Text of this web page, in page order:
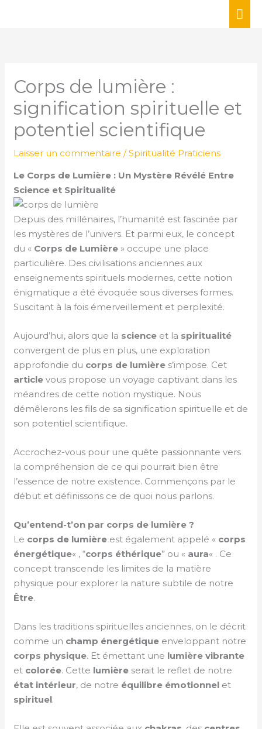
Corps de lumière :
signification spirituelle et
potentiel scientifique
Laisser un commentaire /Spiritualité Praticiens
Le Corps de Lumière : Un Mystère Révélé Entre
Science et Spiritualité
Depuis des millénaires, l’humanité est fascinée par
les mystères de l’univers. Et parmi eux, le concept
du « Corps de Lumière » occupe une place
particulière. Des civilisations anciennes aux
enseignements spirituels modernes, cette notion
énigmatique a été évoquée sous diverses formes.
Suscitant à la fois émerveillement et perplexité.
Aujourd’hui, alors que la science et la spiritualité
convergent de plus en plus, une exploration
approfondie du corps de lumière s’impose. Cet
article vous propose un voyage captivant dans les
méandres de cette notion mystique. Nous
démêlerons les fils de sa signification spirituelle et de
son potentiel scientifique.
Accrochez-vous pour une quête passionnante vers
la compréhension de ce qui pourrait bien être
l’essence de notre existence. Commençons par le
début et définissons ce de quoi nous parlons.
Qu’entend-t’on par corps de lumière ?
Le corps de lumière est également appelé « corps
énergétique« , “corps éthérique” ou « aura« . Ce
concept transcende les limites de la matière
physique pour explorer la nature subtile de notre
Être.
Dans les traditions spirituelles anciennes, on le décrit
comme un champ énergétique enveloppant notre
corps physique. Et émettant une lumière vibrante
et colorée. Cette lumière serait le reflet de notre
état intérieur, de notre équilibre émotionnel et
spirituel.